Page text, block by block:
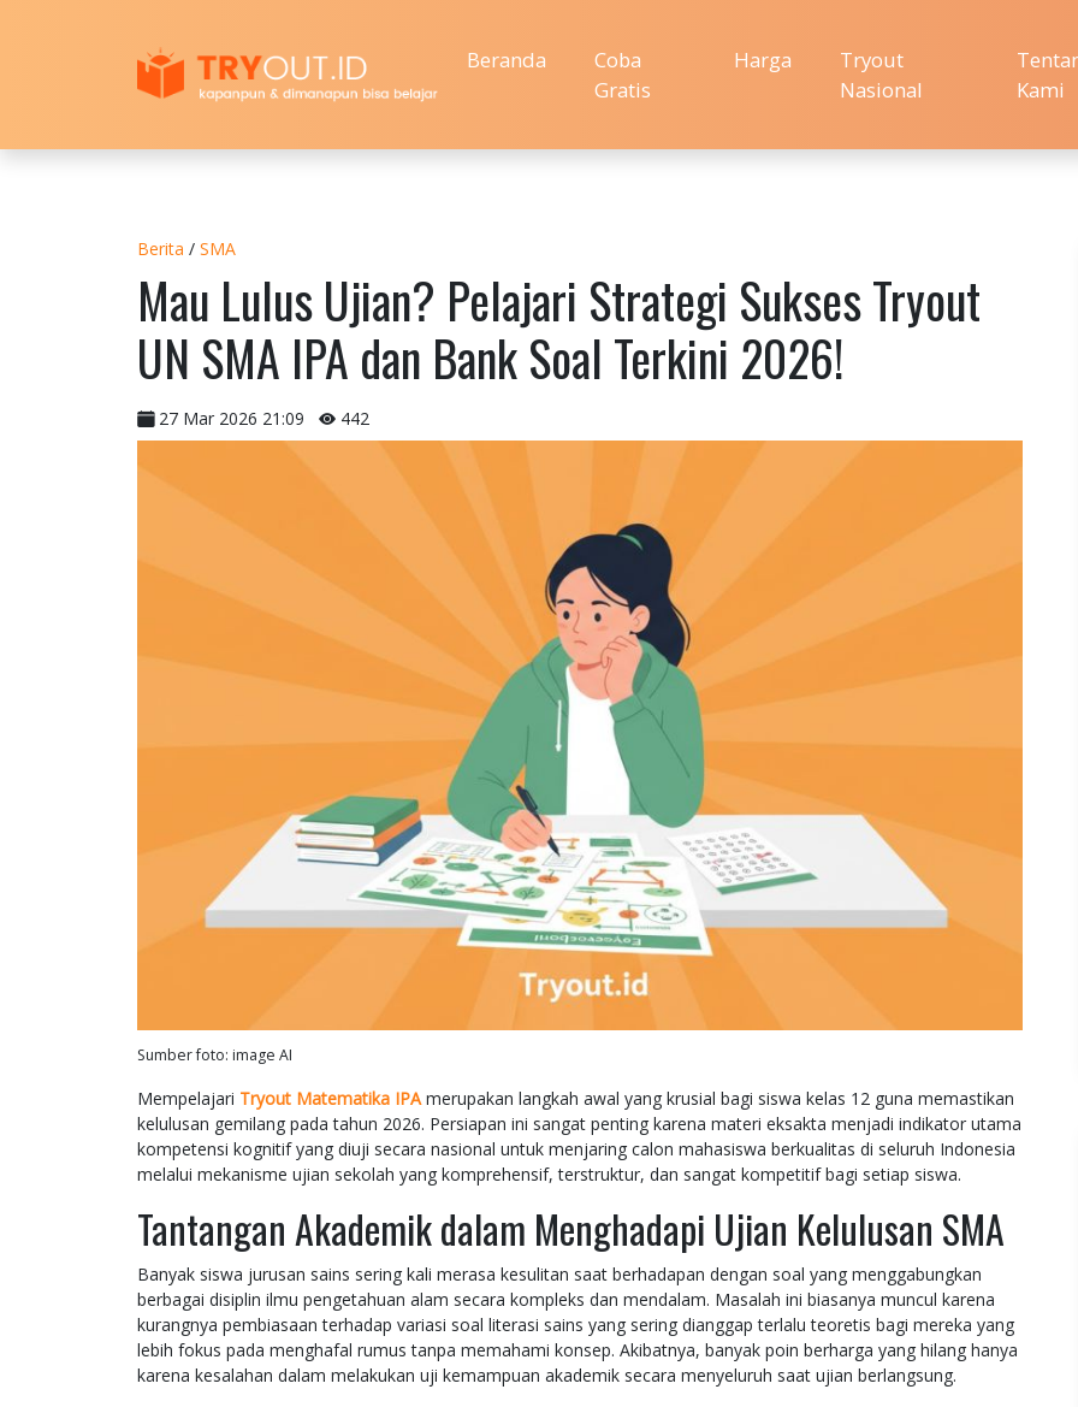
Beranda
Coba
Gratis
Harga
Tryout
Nasional
Kami
Berita / SMA
Mau Lulus Ujian? Pelajari Strategi Sukses Tryout
UN SMA IPA dan Bank Soal Terkini 2026!
27 Mar 2026 21:09 442
Sumber foto: image AI
Mempelajari Tryout Matematika IPAmerupakan langkah awal yang krusial bagi siswa kelas 12 guna memastikan
kelulusan gemilang pada tahun 2026. Persiapan ini sangat penting karena materi eksakta menjadi indikator utama
kompetensi kognitif yang diuji secara nasional untuk menjaring calon mahasiswa berkualitas di seluruh Indonesia
melalui mekanisme ujian sekolah yang komprehensif, terstruktur, dan sangat kompetitif bagi setiap siswa.
Tantangan Akademik dalam Menghadapi Ujian Kelulusan SMA
Banyak siswa jurusan sains sering kali merasa kesulitan saat berhadapan dengan soal yang menggabungkan
berbagai disiplin ilmu pengetahuan alam secara kompleks dan mendalam. Masalah ini biasanya muncul karena
kurangnya pembiasaan terhadap variasi soal literasi sains yang sering dianggap terlalu teoretis bagi mereka yang
lebih fokus pada menghafal rumus tanpa memahami konsep. Akibatnya, banyak poin berharga yang hilang hanya
karena kesalahan dalam melakukan uji kemampuan akademik secara menyeluruh saat ujian berlangsung.